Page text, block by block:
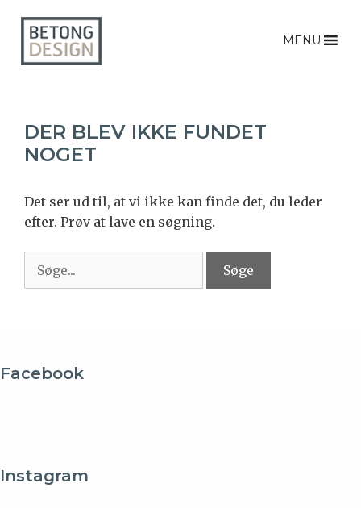
MENU
DER BLEV IKKE FUNDET
NOGET
Det ser ud til, at vi ikke kan finde det, du leder
efter. Prøv at lave en søgning.
Facebook
Instagram